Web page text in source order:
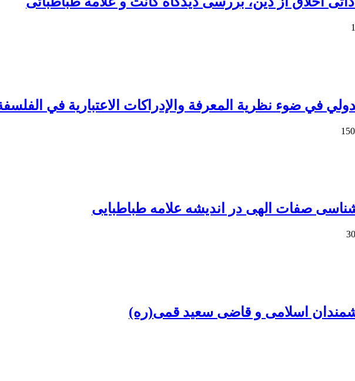
في ضوء نظریة المعرفة والإدراکات الاعتباریة في
صفات الهی در اندیشه علامه طباطبایی
اسلامی و قاضی سعید قمی(ره)